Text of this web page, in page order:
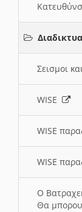
Σεισμοι
WISE
WISE
WISE
Ο
Θα